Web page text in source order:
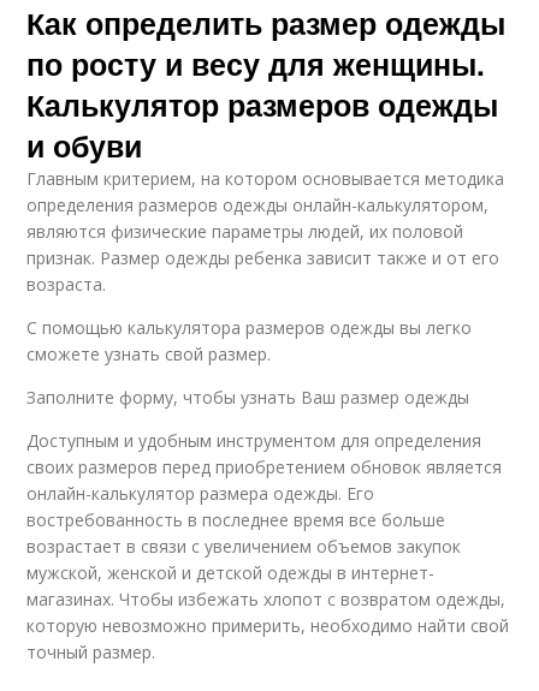
Как определить размер одежды
по росту и весу для женщины.
Калькулятор размеров одежды
и обуви
Главным критерием, на котором основывается методика
определения размеров одежды онлайн-калькулятором,
являются физические параметры людей, их половой
признак. Размер одежды ребенка зависит также и от его
возраста.
С помощью калькулятора размеров одежды вы легко
сможете узнать свой размер.
Заполните форму, чтобы узнать Ваш размер одежды
Доступным и удобным инструментом для определения
своих размеров перед приобретением обновок является
онлайн-калькулятор размера одежды. Его
востребованность в последнее время все больше
возрастает в связи с увеличением объемов закупок
мужской, женской и детской одежды в интернет-
магазинах. Чтобы избежать хлопот с возвратом одежды,
которую невозможно примерить, необходимо найти свой
точный размер.